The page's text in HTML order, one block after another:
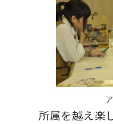
所属を越え楽